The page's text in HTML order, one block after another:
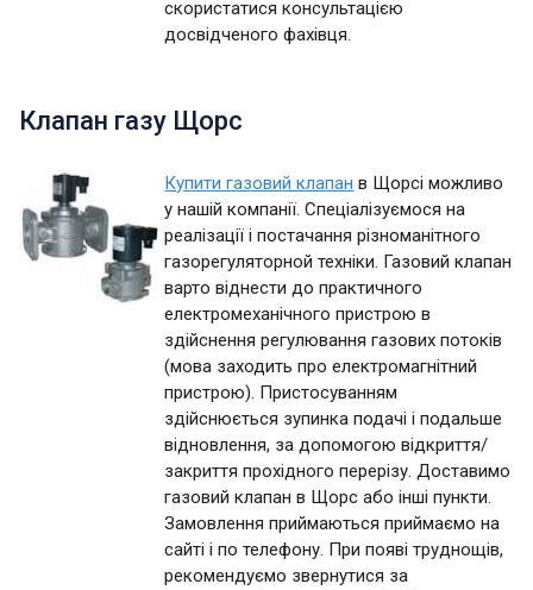
скористатися консультацією
досвідченого фахівця.
Клапан газу Щорс
Купити газовий клапан в Щорсі можливо
у нашій компанії. Спеціалізуємося на
реалізації і постачання різноманітного
газорегуляторной техніки. Газовий клапан
варто віднести до практичного
електромеханічного пристрою в
здійснення регулювання газових потоків
(мова заходить про електромагнітний
пристрою). Пристосуванням
здійснюється зупинка подачі і подальше
відновлення, за допомогою відкриття/
закриття прохідного перерізу. Доставимо
газовий клапан в Щорс або інші пункти.
Замовлення приймаються приймаємо на
сайті і по телефону. При появі труднощів,
рекомендуємо звернутися за